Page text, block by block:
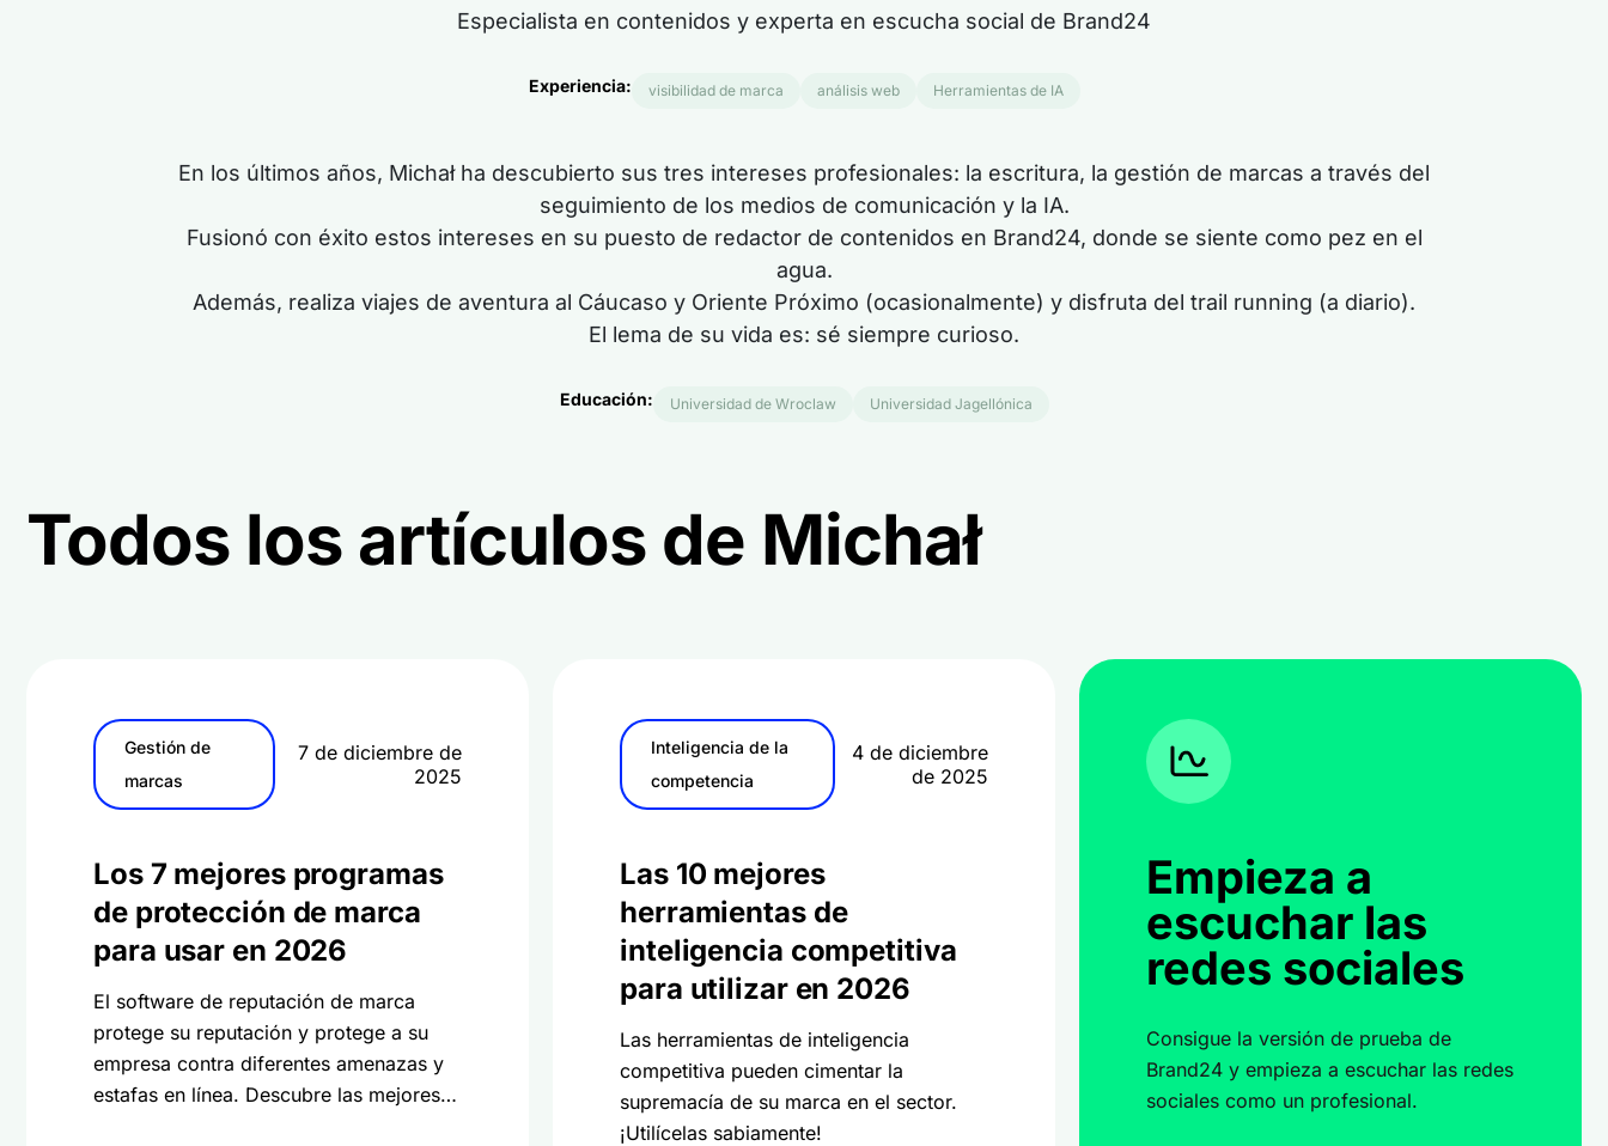
Especialista en contenidos y experta en escucha social de Brand24
Experiencia: visibilidad de marca análisis web Herramientas de IA
En los últimos años, Michał ha descubierto sus tres intereses profesionales: la escritura, la gestión de marcas a través del
seguimiento de los medios de comunicación y la IA.
Fusionó con éxito estos intereses en su puesto de redactor de contenidos en Brand24, donde se siente como pez en el
agua.
Además, realiza viajes de aventura al Cáucaso y Oriente Próximo (ocasionalmente) y disfruta del trail running (a diario).
El lema de su vida es: sé siempre curioso.
Educación: Universidad de Wroclaw Universidad Jagellónica
Todos los artículos de Michał
Gestión de
marcas
7 de diciembre de
2025
Los 7 mejores programas
de protección de marca
para usar en 2026
El software de reputación de marca
protege su reputación y protege a su
empresa contra diferentes amenazas y
estafas en línea. Descubre las mejores
Inteligencia de la
competencia
4 de diciembre
de 2025
Las 10 mejores
herramientas de
inteligencia competitiva
para utilizar en 2026
Las herramientas de inteligencia
competitiva pueden cimentar la
supremacía de su marca en el sector.
¡Utilícelas sabiamente!
Empieza a
escuchar las
redes sociales
Consigue la versión de prueba de
Brand24 y empieza a escuchar las redes
sociales como un profesional.